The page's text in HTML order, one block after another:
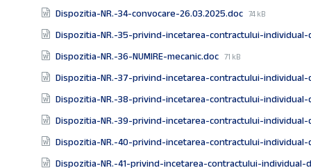
Dispozitia-NR.-34-convocare-26.03.2025.doc File
74 kB
Dispozitia-NR.-35-privind-incetarea-contractului-individual-
Dispozitia-NR.-36-NUMIRE-mecanic.doc File
71 kB
Dispozitia-NR.-37-privind-incetarea-contractului-individual-
Dispozitia-NR.-38-privind-incetarea-contractului-individual-
Dispozitia-NR.-39-privind-incetarea-contractului-individual-
Dispozitia-NR.-40-privind-incetarea-contractului-individual-
Dispozitia-NR.-41-privind-incetarea-contractului-individual-